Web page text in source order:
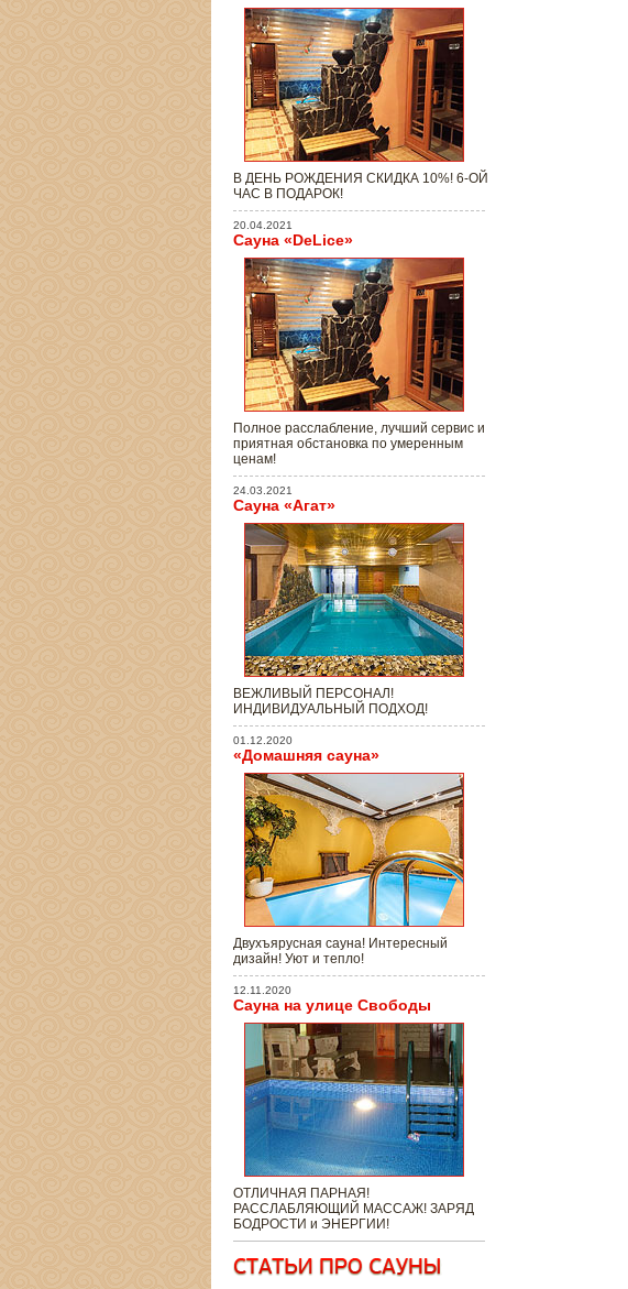
В ДЕНЬ РОЖДЕНИЯ СКИДКА 10%! 6-ОЙ
ЧАС В ПОДАРОК!
20.04.2021
Сауна «DeLice»
Полное расслабление, лучший сервис и
приятная обстановка по умеренным
ценам!
24.03.2021
Сауна «Агат»
ВЕЖЛИВЫЙ ПЕРСОНАЛ!
ИНДИВИДУАЛЬНЫЙ ПОДХОД!
01.12.2020
«Домашняя сауна»
Двухъярусная сауна! Интересный
дизайн! Уют и тепло!
12.11.2020
Сауна на улице Свободы
ОТЛИЧНАЯ ПАРНАЯ!
РАССЛАБЛЯЮЩИЙ МАССАЖ! ЗАРЯД
БОДРОСТИ и ЭНЕРГИИ!